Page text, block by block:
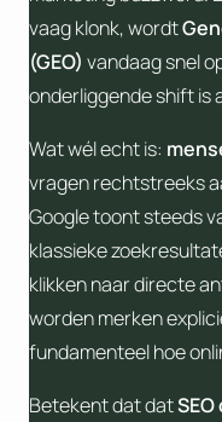
vaag klonk, wordt
(GEO) vandaag snel
onderliggende shift is
Wat wél echt is:
vragen rechtstreeks
Google toont steeds
klassieke
klikken naar directe
worden merken
fundamenteel hoe
Betekent dat dat